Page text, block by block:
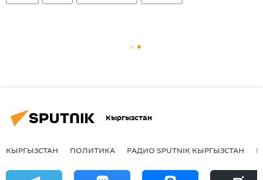
Кыргызстан
КЫРГЫЗСТАН ПОЛИТИКА РАДИО SPUTNIK КЫРГЫЗСТАН